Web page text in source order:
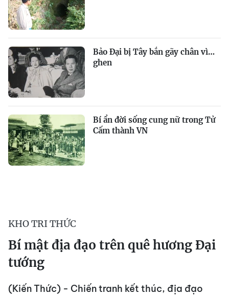
Bảo Đại bị Tây bắn gãy chân vì…
ghen
Bí ẩn đời sống cung nữ trong Tử
Cấm thành VN
KHO TRI THỨC
Bí mật địa đạo trên quê hương Đại
tướng
(Kiến Thức) - Chiến tranh kết thúc, địa đạo